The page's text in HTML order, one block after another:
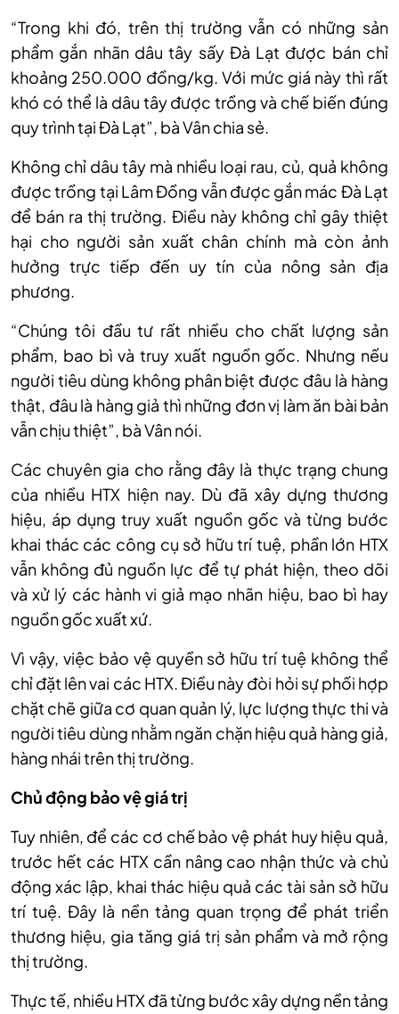
“Trong khi đó, trên thị trường vẫn có những sản
phẩm gắn nhãn dâu tây sấy Đà Lạt được bán chỉ
khoảng 250.000 đồng/kg. Với mức giá này thì rất
khó có thể là dâu tây được trồng và chế biến đúng
quy trình tại Đà Lạt”, bà Vân chia sẻ.
Không chỉ dâu tây mà nhiều loại rau, củ, quả không
được trồng tại Lâm Đồng vẫn được gắn mác Đà Lạt
để bán ra thị trường. Điều này không chỉ gây thiệt
hại cho người sản xuất chân chính mà còn ảnh
hưởng trực tiếp đến uy tín của nông sản địa
phương.
“Chúng tôi đầu tư rất nhiều cho chất lượng sản
phẩm, bao bì và truy xuất nguồn gốc. Nhưng nếu
người tiêu dùng không phân biệt được đâu là hàng
thật, đâu là hàng giả thì những đơn vị làm ăn bài bản
vẫn chịu thiệt”, bà Vân nói.
Các chuyên gia cho rằng đây là thực trạng chung
của nhiều HTX hiện nay. Dù đã xây dựng thương
hiệu, áp dụng truy xuất nguồn gốc và từng bước
khai thác các công cụ sở hữu trí tuệ, phần lớn HTX
vẫn không đủ nguồn lực để tự phát hiện, theo dõi
và xử lý các hành vi giả mạo nhãn hiệu, bao bì hay
nguồn gốc xuất xứ.
Vì vậy, việc bảo vệ quyền sở hữu trí tuệ không thể
chỉ đặt lên vai các HTX. Điều này đòi hỏi sự phối hợp
chặt chẽ giữa cơ quan quản lý, lực lượng thực thi và
người tiêu dùng nhằm ngăn chặn hiệu quả hàng giả,
hàng nhái trên thị trường.
Chủ động bảo vệ giá trị
Tuy nhiên, để các cơ chế bảo vệ phát huy hiệu quả,
trước hết các HTX cần nâng cao nhận thức và chủ
động xác lập, khai thác hiệu quả các tài sản sở hữu
trí tuệ. Đây là nền tảng quan trọng để phát triển
thương hiệu, gia tăng giá trị sản phẩm và mở rộng
thị trường.
Thực tế, nhiều HTX đã từng bước xây dựng nền tảng